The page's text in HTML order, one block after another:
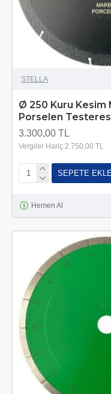
STELLA
Ø 250 Kuru Kesim
Porselen
3.300,00 TL
Vergiler Hariç:2.750,00 TL
SEPETE EKLE
Hemen Al